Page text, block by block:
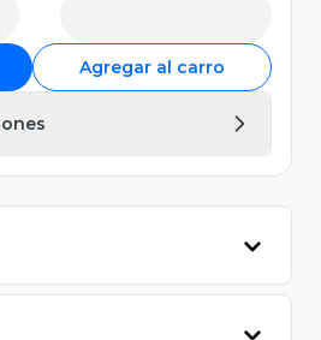
Agregar al carro